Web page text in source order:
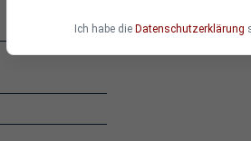
Ich habe die Datenschutzerklärung